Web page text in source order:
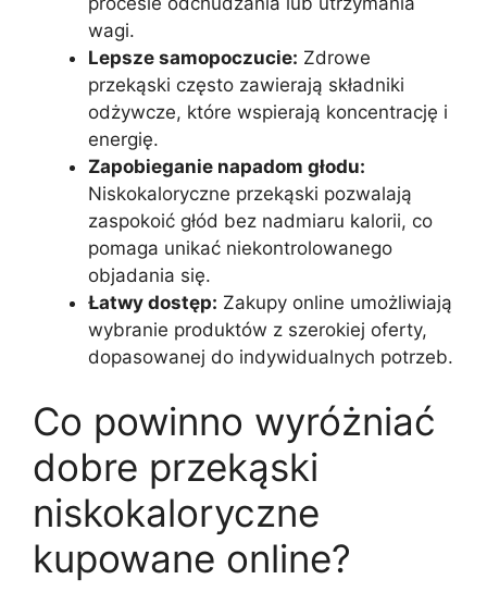
wagi.
Lepsze samopoczucie: Zdrowe
przekąski często zawierają składniki
odżywcze, które wspierają koncentrację i
energię.
Zapobieganie napadom głodu:
Niskokaloryczne przekąski pozwalają
zaspokoić głód bez nadmiaru kalorii, co
pomaga unikać niekontrolowanego
objadania się.
Łatwy dostęp: Zakupy online umożliwiają
wybranie produktów z szerokiej oferty,
dopasowanej do indywidualnych potrzeb.
Co powinno wyróżniać
dobre przekąski
niskokaloryczne
kupowane online?